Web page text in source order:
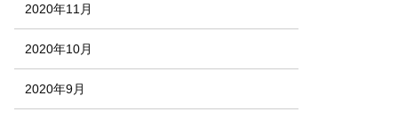
2020年11月
2020年10月
2020年9月